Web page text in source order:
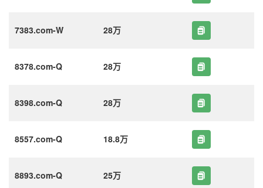
7383.com-W 28万
8378.com-Q 28万
8398.com-Q 28万
8557.com-Q 18.8万
8893.com-Q 25万